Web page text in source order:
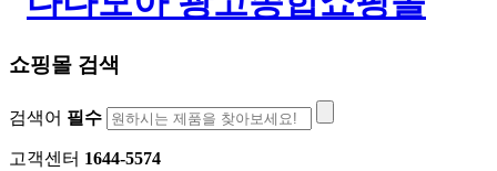
쇼핑몰 검색
검색어 필수
고객센터 1644-5574